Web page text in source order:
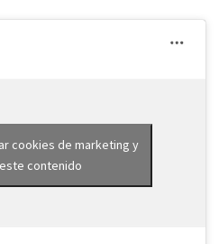
cookies de marketing y
contenido